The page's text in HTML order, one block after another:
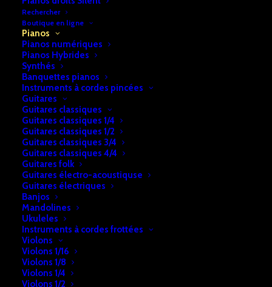
Rechercher
Boutique en ligne
Pianos
Pianos numériques
Pianos Hybrides
Synthés
Banquettes pianos
Instruments à cordes pincées
Guitares
Guitares classiques
Guitares classiques 1/4
Guitares classiques 1/2
Guitares classiques 3/4
Guitares classiques 4/4
Guitares folk
Guitares électro-acoustiquse
Guitares électriques
Banjos
Mandolines
Ukuleles
Instruments à cordes frottées
Violons
Violons 1/16
Violons 1/8
Violons 1/4
Violons 1/2
Accueil Pianos
Piano droit Silent Yamaha U1 SIlent (YM5S)
Piano droit Silent Yamaha U1
SIlent (YM5S)
€6.990,00
Cet article est disponible en magasin.
UGS:
b2a74e28f7cf187
Catégories:
Pianos, Pianos droits Silent
DESCRIPTION
INFOS